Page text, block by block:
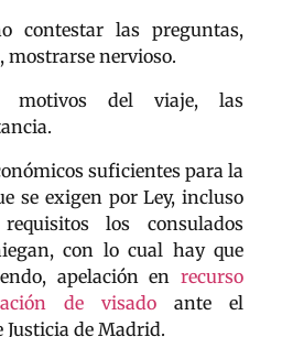
contestar las preguntas,
mostrarse nervioso.
motivos del viaje, las
suficientes para la
se exigen por Ley, incluso
los consulados
con lo cual hay que
apelación en recurso
de visado ante el
de Madrid.